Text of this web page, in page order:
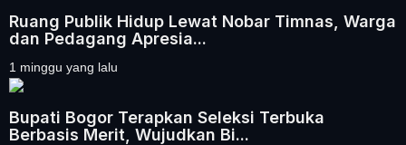
Ruang Publik Hidup Lewat Nobar Timnas, Warga
dan Pedagang Apresia...
1 minggu yang lalu
Bupati Bogor Terapkan Seleksi Terbuka
Berbasis Merit, Wujudkan Bi...